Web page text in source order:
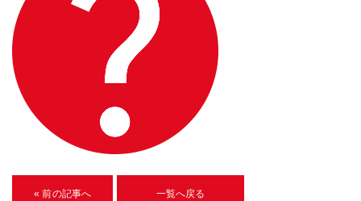
リスキリング補助金対象コース説明
U-15メタバースプログラミング講座
入学案内
受講生紹介
イベント
« 前の記事へ 一覧へ戻る